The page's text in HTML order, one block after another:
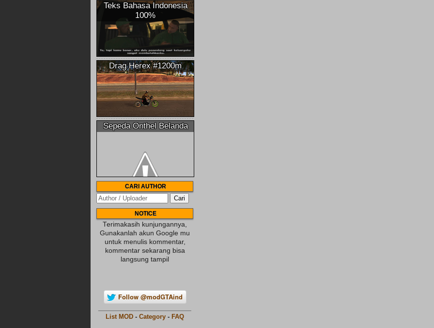
Teks Bahasa Indonesia
100%
Drag Herex #1200m
Sepeda Onthel Belanda
CARI AUTHOR
NOTICE
Terimakasih kunjungannya,
Gunakanlah akun Google mu
untuk menulis kommentar,
kommentar sekarang bisa
langsung tampil
Follow @modGTAind
List MOD - Category - FAQ